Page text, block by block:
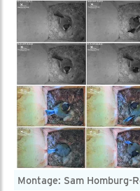
Montage: Sam Homburg-